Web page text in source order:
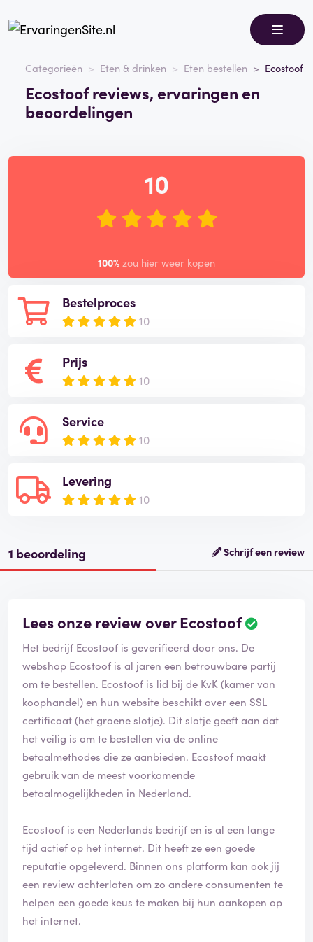
Categorieën Eten & drinken Eten bestellen Ecostoof
Ecostoof reviews, ervaringen en
beoordelingen
Bestelproces
10
Prijs
10
Service
10
Levering
10
10
100% zou hier weer kopen
1 beoordeling Schrijf een review
Lees onze review over Ecostoof
B
o
r
d
e
l
n
e
r
i
f
Het bedrijf Ecostoof is geverifieerd door ons. De
webshop Ecostoof is al jaren een betrouwbare partij
om te bestellen. Ecostoof is lid bij de KvK (kamer van
koophandel) en hun website beschikt over een SSL
certificaat (het groene slotje). Dit slotje geeft aan dat
het veilig is om te bestellen via de online
betaalmethodes die ze aanbieden. Ecostoof maakt
gebruik van de meest voorkomende
betaalmogelijkheden in Nederland.
Ecostoof is een Nederlands bedrijf en is al een lange
tijd actief op het internet. Dit heeft ze een goede
reputatie opgeleverd. Binnen ons platform kan ook jij
een review achterlaten om zo andere consumenten te
helpen een goede keus te maken bij hun aankopen op
het internet.